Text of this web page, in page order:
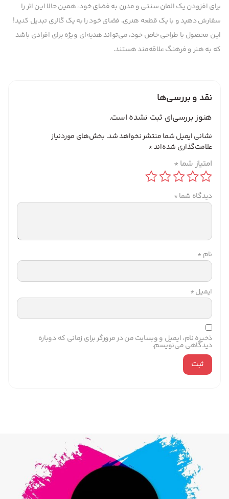
برای افزودن یک المان سنتی و مدرن به فضای خود، همین حالا این اثر را
سفارش دهید و با یک قطعه هنری، فضای خود را به یک گالری تبدیل کنید!
این محصول با طراحی خاص خود، می‌تواند هدیه‌ای ویژه برای افرادی باشد
که به هنر و فرهنگ علاقه‌مند هستند.
نقد و بررسی‌ها
هنوز بررسی‌ای ثبت نشده است.
نشانی ایمیل شما منتشر نخواهد شد. بخش‌های موردنیاز
علامت‌گذاری شده‌اند*
امتیاز شما *
دیدگاه شما*
نام *
ایمیل*
ذخیره نام، ایمیل و وبسایت من در مرورگر برای زمانی که دوباره
دیدگاهی می‌نویسم.